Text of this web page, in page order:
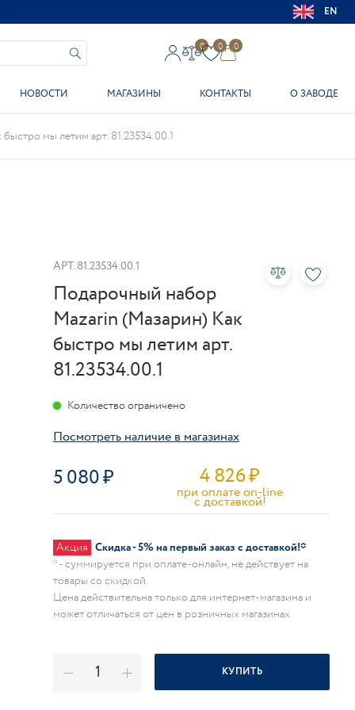
EN
0 0 0
НОВОСТИ МАГАЗИНЫ КОНТАКТЫ О ЗАВОДЕ
мы летим арт. 81.23534.00.1
АРТ. 81.23534.00.1
Подарочный набор
Mazarin (Мазарин) Как
быстро мы летим арт.
81.23534.00.1
5 080 4 826₽
при оплате on-line
c доставкой!
Посмотреть наличие в магазинах
Количество ограничено
Акция Скидка - 5% на первый заказ с доставкой!*
* - суммируется при оплате-онлайн, не действует на
товары со скидкой.
Цена действительна только для интернет-магазина и
может отличаться от цен в розничных магазинах
КУПИТЬ